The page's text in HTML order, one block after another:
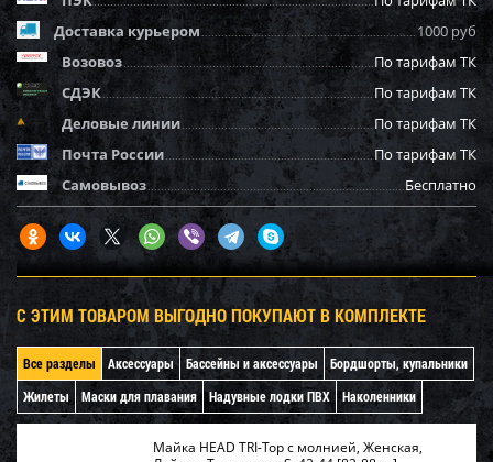
Доставка курьером
1000 руб
Возовоз
По тарифам ТК
СДЭК
По тарифам ТК
Деловые линии
По тарифам ТК
Почта России
По тарифам ТК
Самовывоз
Бесплатно
С ЭТИМ ТОВАРОМ ВЫГОДНО ПОКУПАЮТ В КОМПЛЕКТЕ
Все разделы Аксессуары Бассейны и аксессуары
Бордшорты, купальники
Жилеты
Маски для плавания Надувные лодки ПВХ Наколенники
Майка HEAD TRI-Top с молнией, Женская,